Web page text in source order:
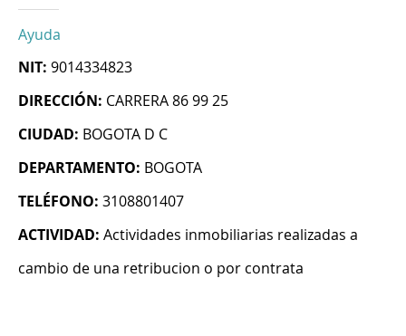
Ayuda
NIT: 9014334823
DIRECCIÓN: CARRERA 86 99 25
CIUDAD: BOGOTA D C
DEPARTAMENTO: BOGOTA
TELÉFONO: 3108801407
ACTIVIDAD: Actividades inmobiliarias realizadas a
cambio de una retribucion o por contrata